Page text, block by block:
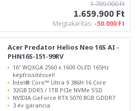
1.709.900 Ft
1.659.900 Ft
Megtakarítás: -50.000 Ft
Acer Predator Helios Neo 16S AI -
PHN16S-I51-99RV
16" WQXGA 2560 x 1600 OLED 165Hz
képfrissítéssel!
Intel® Core™ Ultra 9 386H 16 Core
32GB DDR5 / 1TB PCIe NVMe SSD
NVIDIA GeForce RTX 5070 8GB GDDR7
3 év garancia